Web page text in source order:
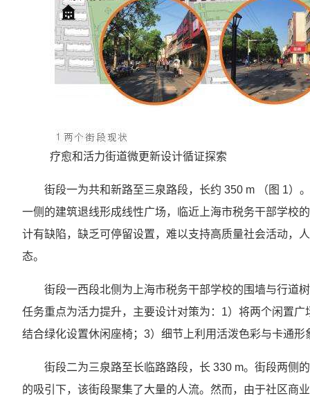
疗愈和活力街道微更新设计循证探索
街段一为共和新路至三泉路段，长约 350 m （图 1）
一侧的建筑退线形成线性广场，临近上海市税务干部学校
计有缺陷，缺乏可停留设置，难以支持高质量社会活动，
态。
街段一西段北侧为上海市税务干部学校的围墙与行道
任务重点为活力提升，主要设计对策为：1）将两个闲置
结合绿化设置休闲座椅；3）细节上利用活泼色彩与卡通
街段二为三泉路至长临路路段，长 330 m。街段两侧
的吸引下，该街段聚集了大量的人流。然而，由于社区商